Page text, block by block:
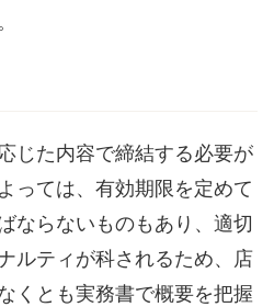
じた内容で締結する必要が
っては、有効期限を定めて
ならないものもあり、適切
ルティが科されるため、店
くとも実務書で概要を把握